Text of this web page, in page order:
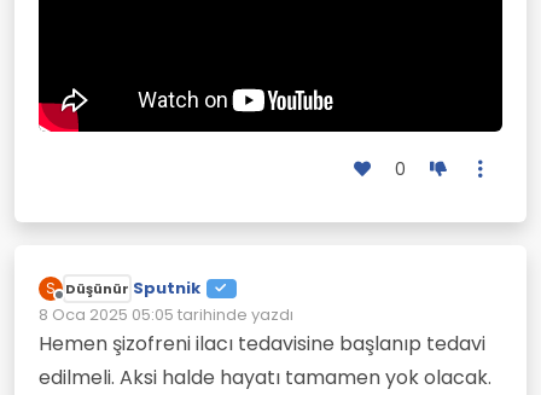
0
S
Çevrimdışı
Düşünür Sputnik
8 Oca 2025 05:05 tarihinde yazdı
Son düzenleyen:
Hemen şizofreni ilacı tedavisine başlanıp tedavi
edilmeli. Aksi halde hayatı tamamen yok olacak.